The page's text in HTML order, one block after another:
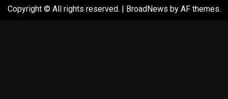
Copyright © All rights reserved. | BroadNews by AF themes.